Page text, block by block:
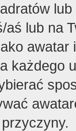
aś lub na
każdego